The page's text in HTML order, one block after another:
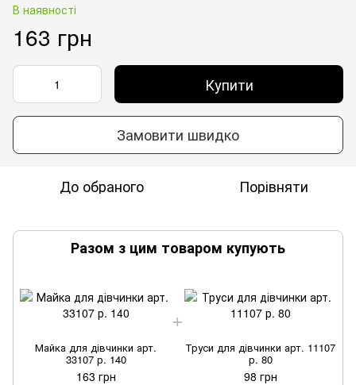
В наявності
163 грн
Купити
Замовити швидко
До обраного Порівняти
Разом з цим товаром купують
Майка для дівчинки арт.
33107 р. 140
163 грн
Труси для дівчинки арт. 11107
р. 80
98 грн